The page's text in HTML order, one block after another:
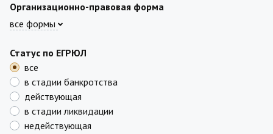
Организационно-правовая форма
все формы
Статус по ЕГРЮЛ
все
в стадии банкротства
действующая
в стадии ликвидации
недействующая